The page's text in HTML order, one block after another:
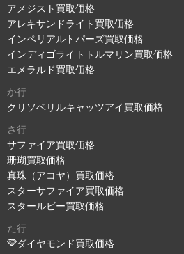
アメジスト買取価格
アレキサンドライト買取価格
インペリアルトパーズ買取価格
インディゴライトトルマリン買取価格
エメラルド買取価格
か行
クリソベリルキャッツアイ買取価格
さ行
サファイア買取価格
珊瑚買取価格
真珠（アコヤ）買取価格
スターサファイア買取価格
スタールビー買取価格
た行
ダイヤモンド買取価格